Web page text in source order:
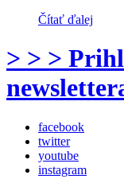
Čítať ďalej
> > >
facebook
twitter
youtube
instagram